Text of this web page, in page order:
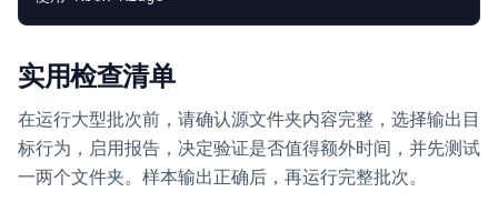
实用检查清单
在运行大型批次前，请确认源文件夹内容完整，选择输出目
标行为，启用报告，决定验证是否值得额外时间，并先测试
一两个文件夹。样本输出正确后，再运行完整批次。